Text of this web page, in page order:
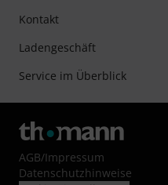
Kontakt
Ladengeschäft
Service im Überblick
AGB/Impressum
Datenschutzhinweise